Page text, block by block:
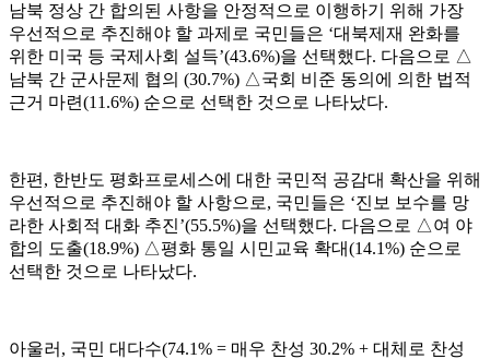
남북 정상 간 합의된 사항을 안정적으로 이행하기 위해 가장
우선적으로 추진해야 할 과제로 국민들은 ‘대북제재 완화를
위한 미국 등 국제사회 설득’(43.6%)을 선택했다. 다음으로 △
남북 간 군사문제 협의 (30.7%) △국회 비준 동의에 의한 법적
근거 마련(11.6%) 순으로 선택한 것으로 나타났다.
한편 , 한반도 평화프로세스에 대한 국민적 공감대 확산을 위해
우선적으로 추진해야 할 사항으로, 국민들은 ‘진보 보수를 망
라한 사회적 대화 추진’(55.5%)을 선택했다. 다음으로 △여 야
합의 도출(18.9%) △평화 통일 시민교육 확대(14.1%) 순으로
선택한 것으로 나타났다.
아울러 , 국민 대다수(74.1% = 매우 찬성 30.2% + 대체로 찬성